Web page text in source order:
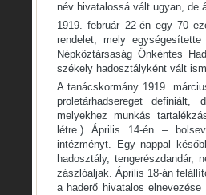
név hivatalossá vált ugyan, de
1919. február 22-én egy 70
rendelet, mely
Népköztársaság Önkéntes
székely hadosztályként vált
A tanácskormány 1919.
proletárhadsereget
melyekhez munkás
létre.) Április 14-én –
intézményt. Egy nappal
hadosztály, tengerészdandár,
zászlóaljak. Április 18-án
a haderő hivatalos